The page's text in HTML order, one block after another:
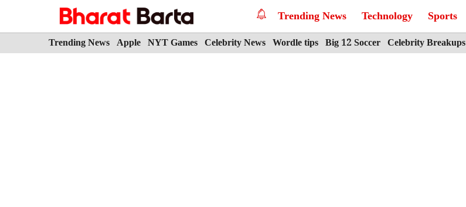
Trending News Technology Sports
Trending News Apple NYT Games Celebrity News Wordle tips Big 12 Soccer Celebrity Breakups